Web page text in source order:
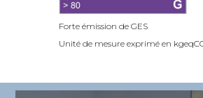
Forte émission de GES
Unité de mesure exprimé en